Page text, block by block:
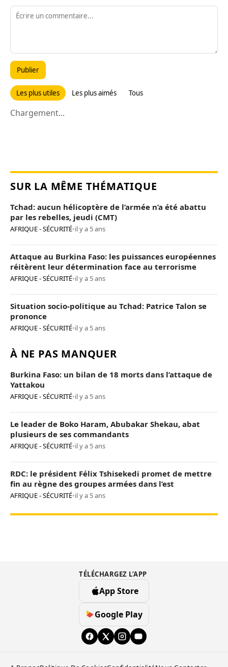
Publier
Les plus utiles Les plus aimés Tous
Chargement...
SUR LA MÊME THÉMATIQUE
Tchad: aucun hélicoptère de l’armée n’a été abattu
par les rebelles, jeudi (CMT)
AFRIQUE - SÉCURITÉ•il y a 5 ans
Attaque au Burkina Faso: les puissances européennes
réitèrent leur détermination face au terrorisme
AFRIQUE - SÉCURITÉ•il y a 5 ans
Situation socio-politique au Tchad: Patrice Talon se
prononce
AFRIQUE - SÉCURITÉ•il y a 5 ans
À NE PAS MANQUER
Burkina Faso: un bilan de 18 morts dans l’attaque de
Yattakou
AFRIQUE - SÉCURITÉ•il y a 5 ans
Le leader de Boko Haram, Abubakar Shekau, abat
plusieurs de ses commandants
AFRIQUE - SÉCURITÉ•il y a 5 ans
RDC: le président Félix Tshisekedi promet de mettre
fin au règne des groupes armées dans l’est
AFRIQUE - SÉCURITÉ•il y a 5 ans
TÉLÉCHARGEZ L’APP
App Store
Google Play